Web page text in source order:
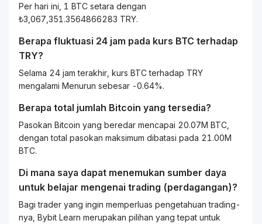
Per hari ini, 1 BTC setara dengan
₺3,067,351.3564866283 TRY.
Berapa fluktuasi 24 jam pada kurs BTC terhadap
TRY?
Selama 24 jam terakhir, kurs BTC terhadap TRY
mengalami Menurun sebesar -0.64%.
Berapa total jumlah Bitcoin yang tersedia?
Pasokan Bitcoin yang beredar mencapai 20.07M BTC,
dengan total pasokan maksimum dibatasi pada 21.00M
BTC.
Di mana saya dapat menemukan sumber daya
untuk belajar mengenai trading (perdagangan)?
Bagi trader yang ingin memperluas pengetahuantrading-
nya, Bybit Learn merupakan pilihan yang tepat untuk